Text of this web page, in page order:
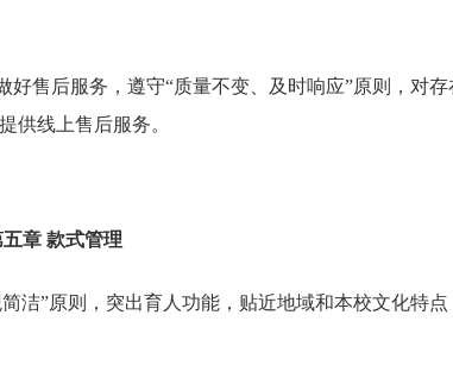
好售后服务，遵守“质量不变、及时响应”原则，对
供线上售后服务。
五章 款式管理
洁”原则，突出育人功能，贴近地域和本校文化特